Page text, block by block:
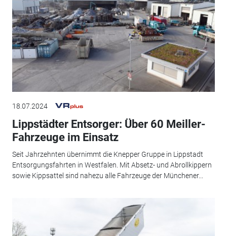
18.07.2024
Lippstädter Entsorger: Über 60 Meiller-
Fahrzeuge im Einsatz
Seit Jahrzehnten übernimmt die Knepper Gruppe in Lippstadt
Entsorgungsfahrten in Westfalen. Mit Absetz- und Abrollkippern
sowie Kippsattel sind nahezu alle Fahrzeuge der Münchener...